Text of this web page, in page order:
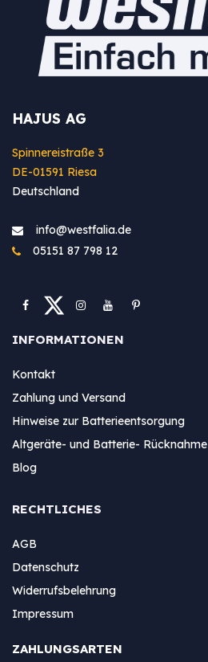
HAJUS AG
Spinnereistraße 3
DE-01591 Riesa
Deutschland
info@westfa​lia.de
05151 87 798 12
INFORMATIONEN
Kontakt
Zahlung und Versand
Hinweise zur Batterieentsorgung
Altgeräte- und Batterie- Rücknahme
Blog
RECHTLICHES
AGB
Datenschutz
Widerrufsbelehrung
Impressum
ZAHLUNGSARTEN